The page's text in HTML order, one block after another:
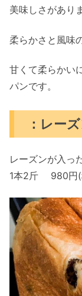
美味しさがあり
柔らかさと風味
甘くて柔らかい
パンです。
：レー
レーズンが入っ
1本2斤 980円(